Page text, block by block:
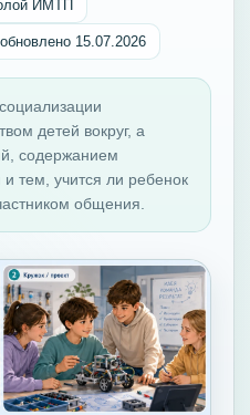
ИМТП
15.07.2026
детей вокруг, а
содержанием
тем, учится ли ребенок
общения.